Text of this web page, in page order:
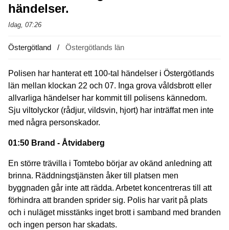
händelser.
Idag, 07:26
Östergötland Östergötlands län
Polisen har hanterat ett 100-tal händelser i Östergötlands
län mellan klockan 22 och 07. Inga grova våldsbrott eller
allvarliga händelser har kommit till polisens kännedom.
Sju viltolyckor (rådjur, vildsvin, hjort) har inträffat men inte
med några personskador.
01:50 Brand - Åtvidaberg
En större trävilla i Tomtebo börjar av okänd anledning att
brinna. Räddningstjänsten åker till platsen men
byggnaden går inte att rädda. Arbetet koncentreras till att
förhindra att branden sprider sig. Polis har varit på plats
och i nuläget misstänks inget brott i samband med branden
och ingen person har skadats.